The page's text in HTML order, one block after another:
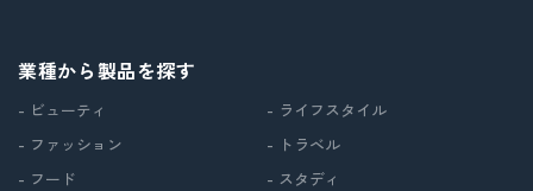
業種から製品を探す
- ビューティ
- ファッション
- フード
- ライフスタイル
- トラベル
- スタディ